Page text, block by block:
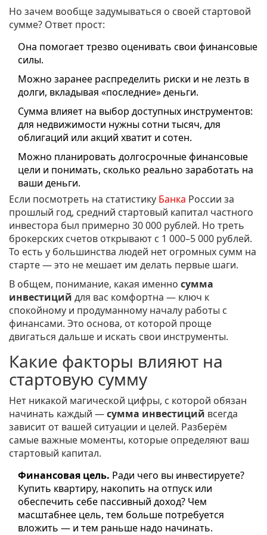
Но зачем вообще задумываться о своей стартовой
сумме? Ответ прост:
Она помогает трезво оценивать свои финансовые
силы.
Можно заранее распределить риски и не лезть в
долги, вкладывая «последние» деньги.
Сумма влияет на выбор доступных инструментов:
для недвижимости нужны сотни тысяч, для
облигаций или акций хватит и сотен.
Можно планировать долгосрочные финансовые
цели и понимать, сколько реально заработать на
ваши деньги.
Если посмотреть на статистику Банка России за
прошлый год, средний стартовый капитал частного
инвестора был примерно 30 000 рублей. Но треть
брокерских счетов открывают с 1 000–5 000 рублей.
То есть у большинства людей нет огромных сумм на
старте — это не мешает им делать первые шаги.
В общем, понимание, какая именно сумма
инвестиций для вас комфортна — ключ к
спокойному и продуманному началу работы с
финансами. Это основа, от которой проще
двигаться дальше и искать свои инструменты.
Какие факторы влияют на
стартовую сумму
Нет никакой магической цифры, с которой обязан
начинать каждый —сумма инвестиций всегда
зависит от вашей ситуации и целей. Разберём
самые важные моменты, которые определяют ваш
стартовый капитал.
Финансовая цель. Ради чего вы инвестируете?
Купить квартиру, накопить на отпуск или
обеспечить себе пассивный доход? Чем
масштабнее цель, тем больше потребуется
вложить — и тем раньше надо начинать.